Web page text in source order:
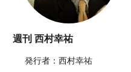
週刊 西村幸祐
発行者：西村幸祐